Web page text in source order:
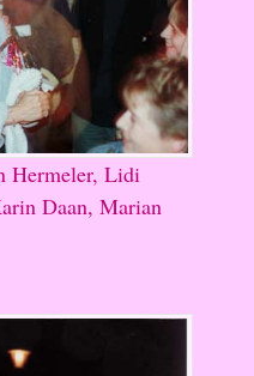
Hermeler, Lidi
Daan, Marian